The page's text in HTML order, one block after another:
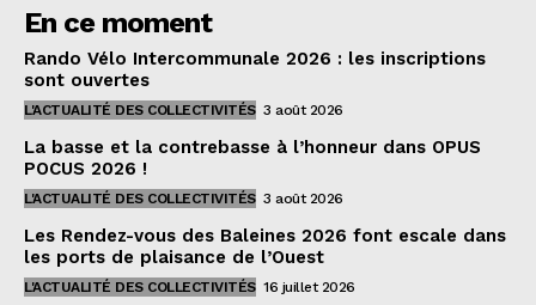
En ce moment
Rando Vélo Intercommunale 2026 : les inscriptions
sont ouvertes
L'ACTUALITÉ DES COLLECTIVITÉS 3 août 2026
La basse et la contrebasse à l’honneur dans OPUS
POCUS 2026 !
L'ACTUALITÉ DES COLLECTIVITÉS 3 août 2026
Les Rendez-vous des Baleines 2026 font escale dans
les ports de plaisance de l’Ouest
L'ACTUALITÉ DES COLLECTIVITÉS 16 juillet 2026